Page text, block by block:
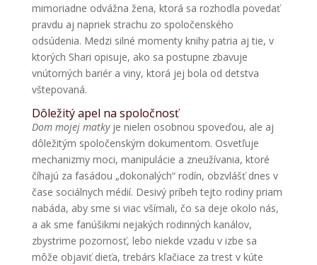
mimoriadne odvážna žena, ktorá sa rozhodla povedať
pravdu aj napriek strachu zo spoločenského
odsúdenia. Medzi silné momenty knihy patria aj tie, v
ktorých Shari opisuje, ako sa postupne zbavuje
vnútorných bariér a viny, ktorá jej bola od detstva
vštepovaná.
Dôležitý apel na spoločnosť
Dom mojej matkyje nielen osobnou spoveďou, ale aj
dôležitým spoločenským dokumentom. Osvetľuje
mechanizmy moci, manipulácie a zneužívania, ktoré
číhajú za fasádou „dokonalých“ rodín, obzvlášť dnes v
čase sociálnych médií. Desivý príbeh tejto rodiny priam
nabáda, aby sme si viac všímali, čo sa deje okolo nás,
a ak sme fanúšikmi nejakých rodinných kanálov,
zbystrime pozornosť, lebo niekde vzadu v izbe sa
môže objaviť dieťa, trebárs kľačiace za trest v kúte